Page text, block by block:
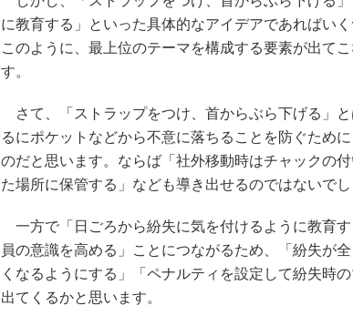
に教育する」といった具体的なアイデアであればい
このように、最上位のテーマを構成する要素が出て
す。
さて、「ストラップをつけ、首からぶら下げる」
るにポケットなどから不意に落ちることを防ぐため
のだと思います。ならば「社外移動時はチャックの
た場所に保管する」なども導き出せるのではないでし
一方で「日ごろから紛失に気を付けるように教育
員の意識を高める」ことにつながるため、「紛失が
くなるようにする」「ペナルティを設定して紛失時
出てくるかと思います。